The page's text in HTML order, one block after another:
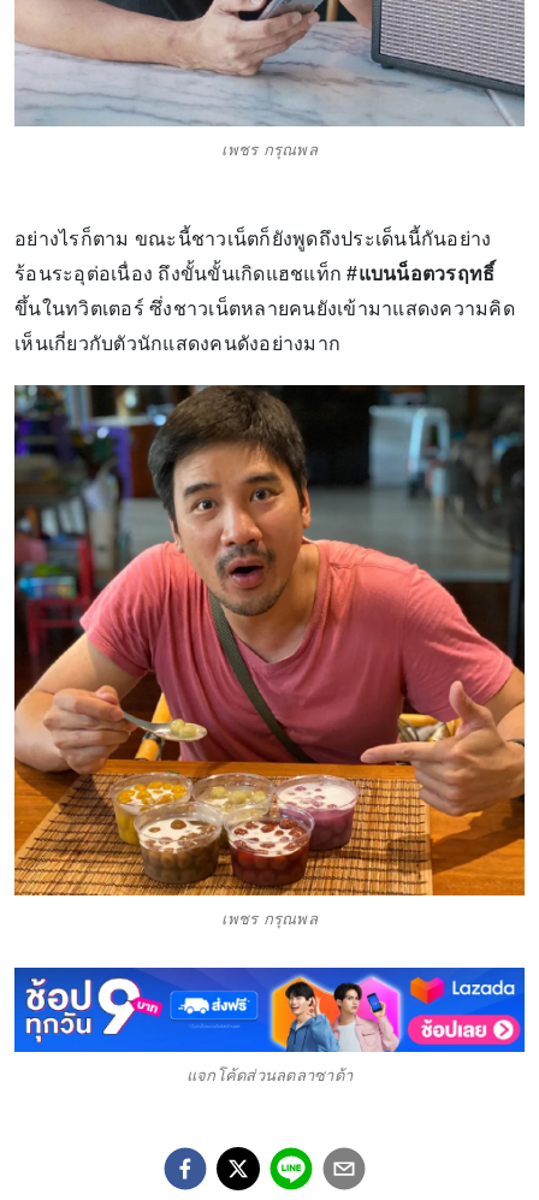
เพชร กรุณพล
อย่างไรก็ตาม ขณะนี้ชาวเน็ตก็ยังพูดถึงประเด็นนี้กันอย่าง
ร้อนระอุต่อเนื่อง ถึงขั้นขั้นเกิดแฮชแท็ก#แบนน็อตวรฤทธิ์
ขึ้นในทวิตเตอร์ ซึ่งชาวเน็ตหลายคนยังเข้ามาแสดงความคิด
เห็นเกี่ยวกับตัวนักแสดงคนดังอย่างมาก
เพชร กรุณพล
แจกโค้ดส่วนลดลาซาด้า